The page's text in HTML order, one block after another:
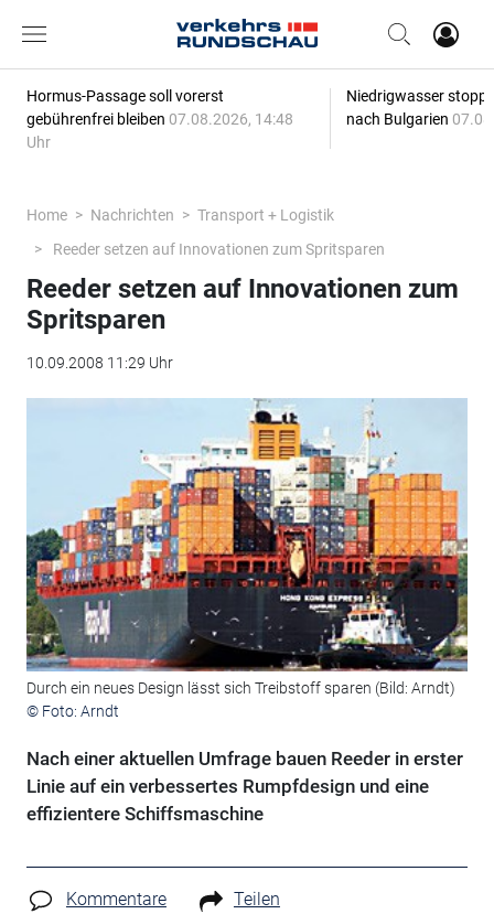
Hormus-Passage soll vorerst
gebührenfrei bleiben 07.08.2026, 14:48
Uhr
Niedrigwasser
nach Bulgarien
Home Nachrichten
Transport + Logistik
Reeder setzen auf Innovationen zum Spritsparen
Reeder setzen auf Innovationen zum
Spritsparen
10.09.2008 11:29 Uhr
Durch ein neues Design lässt sich Treibstoff sparen (Bild: Arndt)
© Foto: Arndt
Nach einer aktuellen Umfrage bauen Reeder in erster
Linie auf ein verbessertes Rumpfdesign und eine
effizientere Schiffsmaschine
Kommentare Teilen